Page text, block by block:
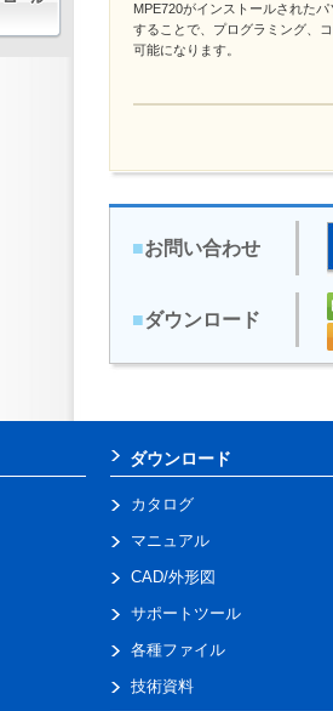
MPE720がインストールされた
することで、プログラミング、
可能になります。
■お問い合わせ
■ダウンロード
ダウンロード
カタログ
マニュアル
CAD/外形図
サポートツール
各種ファイル
技術資料